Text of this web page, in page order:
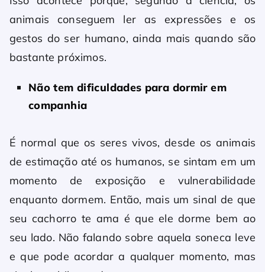
animais conseguem ler as expressões e os
gestos do ser humano, ainda mais quando são
bastante próximos.
Não tem dificuldades para dormir em
companhia
É normal que os seres vivos, desde os animais
de estimação até os humanos, se sintam em um
momento de exposição e vulnerabilidade
enquanto dormem. Então, mais um sinal de que
seu cachorro te ama é que ele dorme bem ao
seu lado. Não falando sobre aquela soneca leve
e que pode acordar a qualquer momento, mas